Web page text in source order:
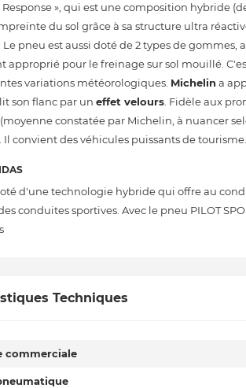
Response », qui est une composition hybride
du sol grâce à sa structure ultra
pneu est aussi doté de 2 types de
approprié pour le freinage sur sol mouillé.
variations météorologiques. Michelin a
son flanc par un effet velours . Fidèle aux
constatée par Michelin, à nuancer
Il convient des véhicules puissants de
d'une technologie hybride qui offre au
conduites sportives. Avec le pneu PILOT
Techniques
commerciale